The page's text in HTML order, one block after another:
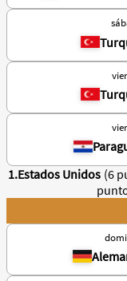
1.Estados Unidos (6